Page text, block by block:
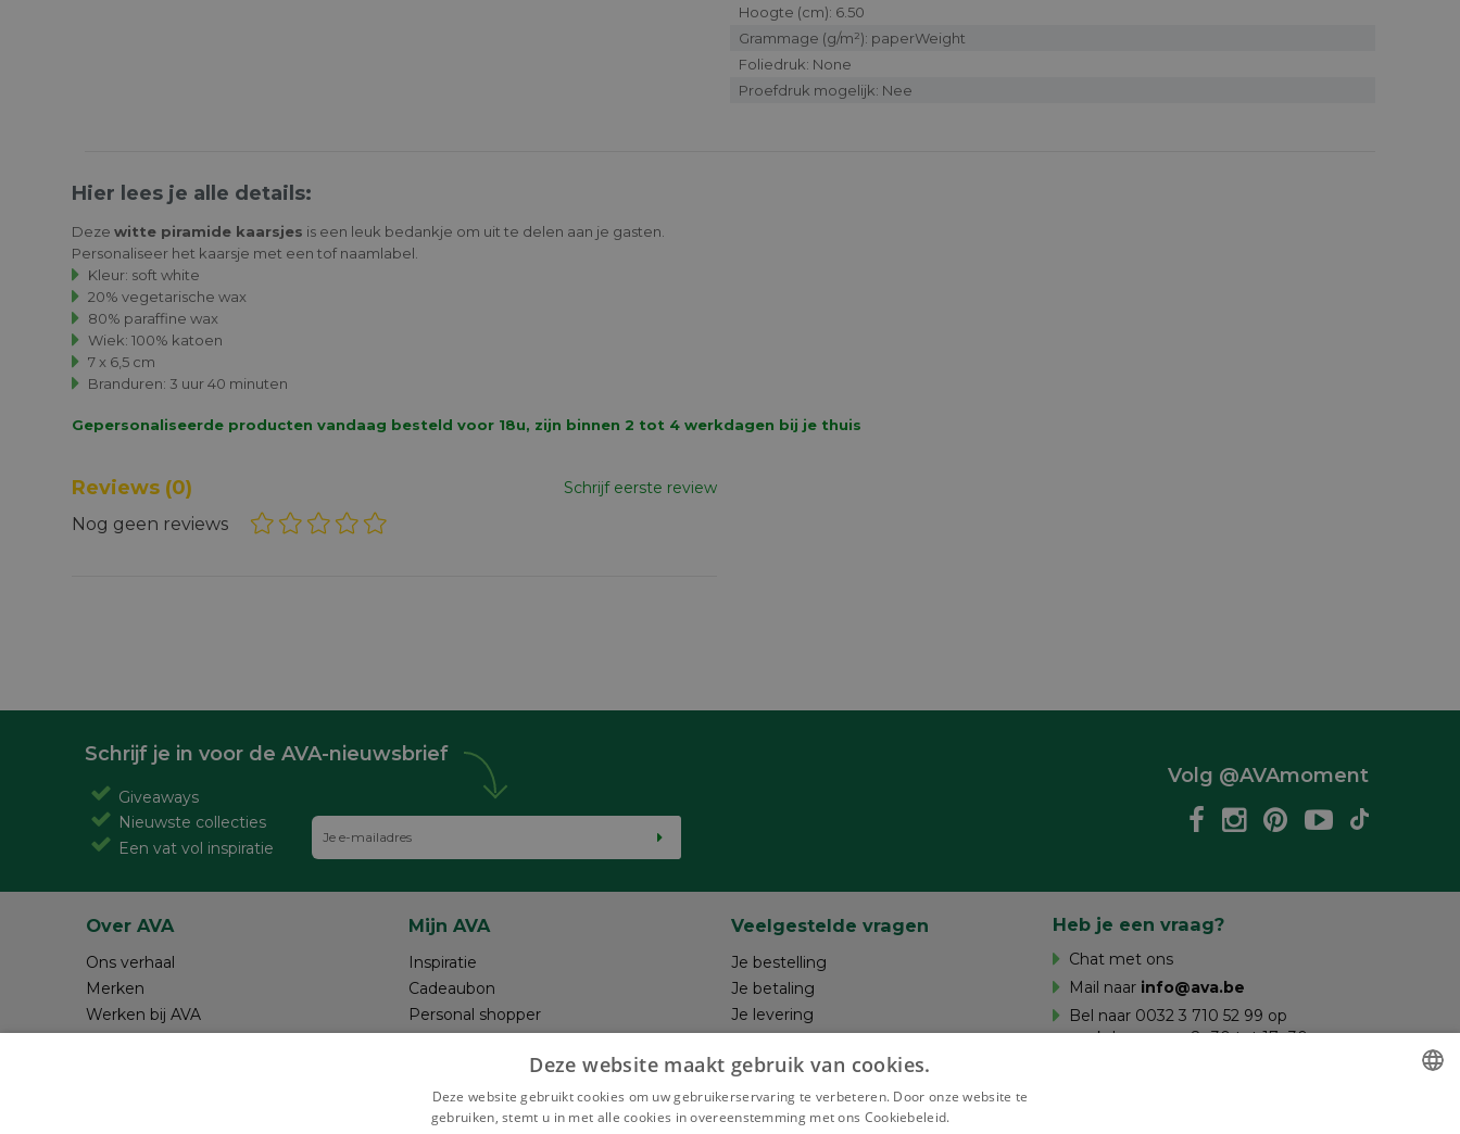
Hoogte (cm): 6.50
Grammage (g/m²): paperWeight
Foliedruk: None
Proefdruk mogelijk: Nee
Hier lees je alle details:
Deze witte piramide kaarsjes is een leuk bedankje om uit te delen aan je gasten.
Personaliseer het kaarsje met een tof naamlabel.
Kleur: soft white
20% vegetarische wax
80% paraffine wax
Wiek: 100% katoen
7 x 6,5 cm
Branduren: 3 uur 40 minuten
Gepersonaliseerde producten vandaag besteld voor 18u, zijn binnen 2 tot 4 werkdagen bij je thuis
Reviews (0) Schrijf eerste review
Nog geen reviews
Schrijf je in voor de AVA-nieuwsbrief
Giveaways
Nieuwste collecties
Een vat vol inspiratie
Volg @AVAmoment
Over AVA
Ons verhaal
Merken
Werken bij AVA
Mijn AVA
Inspiratie
Cadeaubon
Personal shopper
Review schrijven
Veelgestelde vragen
Je bestelling
Je betaling
Je levering
Maak je ontwerp
Terugroepacties
Heb je een vraag?
Chat met ons
Mail naar info@ava.be
Bel naar 0032 3 710 52 99 op
werkdagen van 8u30 tot 17u30 en op
Deze website maakt gebruik van cookies.
Deze website gebruikt cookies om uw gebruikerservaring te verbeteren. Door onze website te
gebruiken, stemt u in met alle cookies in overeenstemming met ons Cookiebeleid.